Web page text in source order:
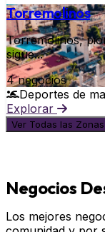
Torremolinos
Torremolinos,
sigue...
4 negocios
Deportes de
Explorar
Ver Todas las Zonas
Negocios
Los mejores